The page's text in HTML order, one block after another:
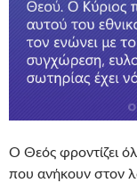
Ο Θεός φροντίζει
που ανήκουν στον